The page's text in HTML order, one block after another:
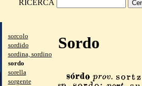
RICERCA
sorcolo
sordido
sordina, sordino
sordo
sorella
sorgente
Sordo